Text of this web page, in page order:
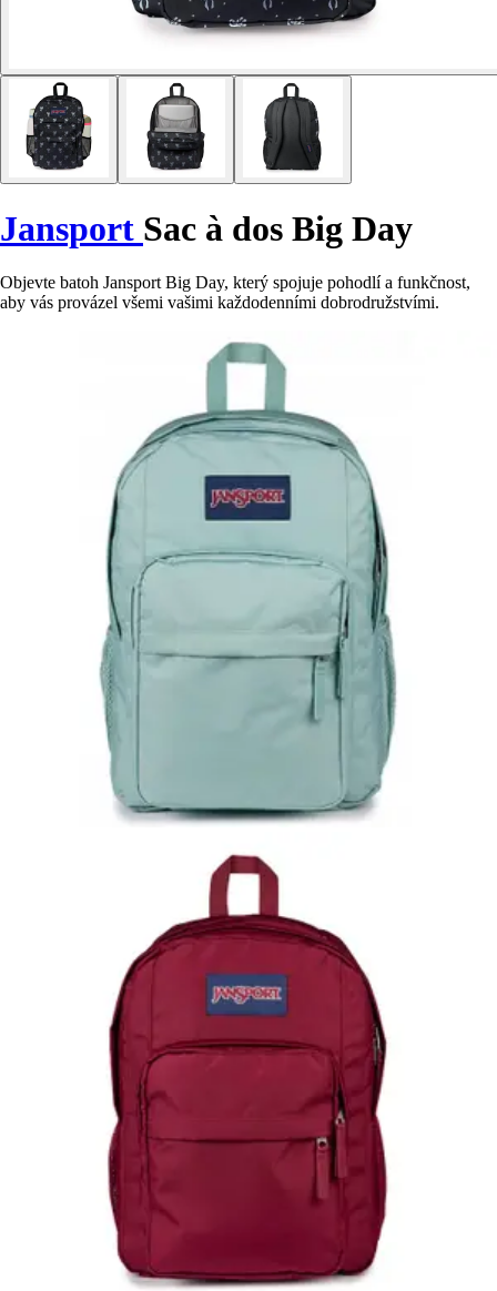
Jansport Sac à dos Big Day
Objevte batoh Jansport Big Day, který spojuje pohodlí a funkčnost,
aby vás provázel všemi vašimi každodenními dobrodružstvími.